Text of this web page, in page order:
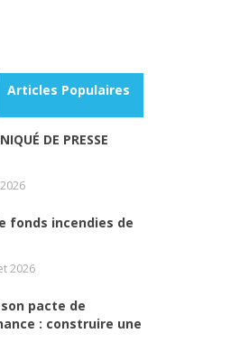
Articles Populaires
DE PRESSE
fonds incendies de
2026
pacte de
: construire une